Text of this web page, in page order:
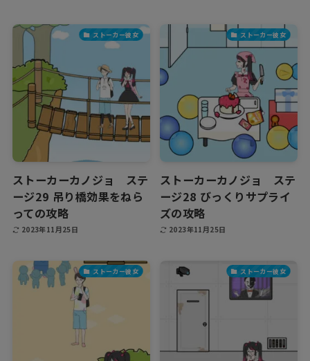
ストーカー彼女
ストーカーカノジョ ステ
ージ29 吊り橋効果をねら
っての攻略
2023年11月25日
ストーカー彼女
ストーカーカノジョ ステ
ージ28 びっくりサプライ
ズの攻略
2023年11月25日
ストーカー彼女 ストーカー彼女